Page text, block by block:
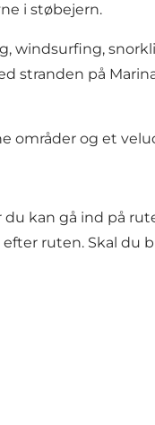
i støbejern.
windsurfing,
stranden på
områder og et
kan gå ind på
ruten. Skal du